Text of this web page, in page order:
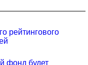
рейтингового
фонд будет